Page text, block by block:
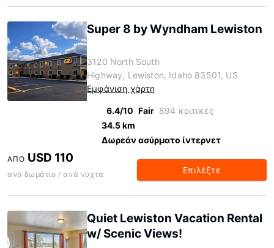
Super 8 by Wyndham Lewiston
3120 North South
Highway, Lewiston, Idaho 83501, US
Εμφάνιση χάρτη
6.4/10 Fair 894 κριτικές
34.5 km
Δωρεάν ασύρματο ίντερνετ
ΑΠΌ USD 110
ανά δωμάτιο / ανά νύχτα Επιλέξτε
Quiet Lewiston Vacation Rental
w/ Scenic Views!